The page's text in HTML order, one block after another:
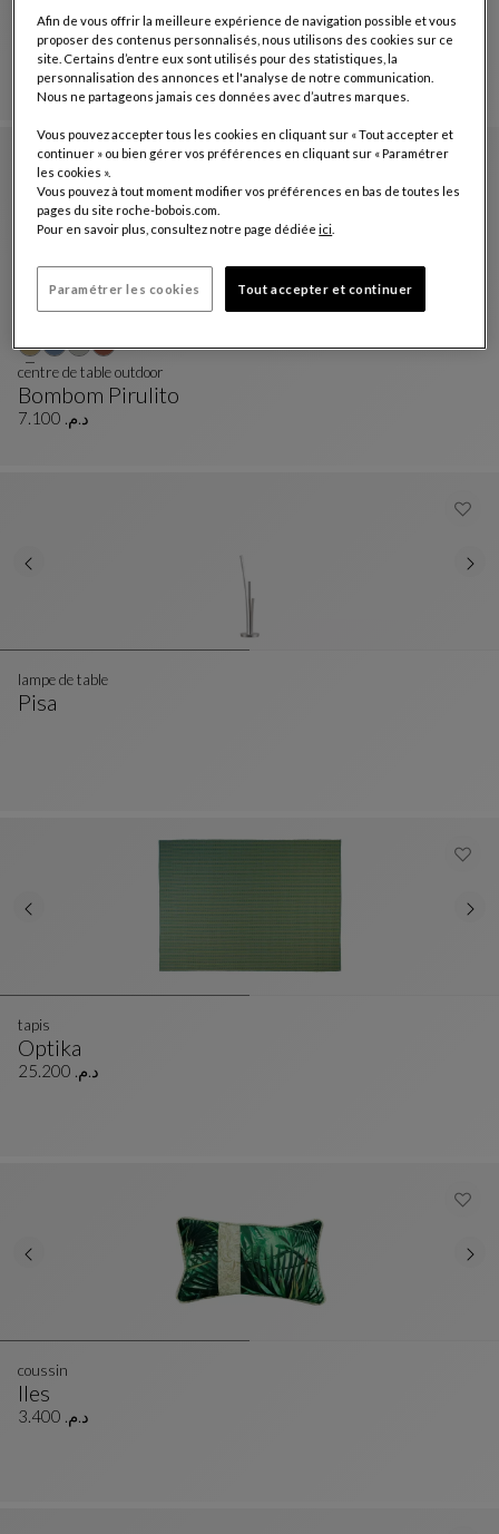
Bombom Pirulito
Totem
Voir La Description Complète
totem
د.م. 30.300
Bombom Pirulito
Centre De Table Outdoor
Voir La Description Complète
centre de table outdoor
د.م. 7.100
Pisa
lampe de table
Optika
Tapis
Voir La Description Complète
tapis
د.م. 25.200
Iles
Coussin
Voir La Description Complète
coussin
د.م. 3.400
Afin de vous offrir la meilleure expérience de navigation possible et vous
proposer des contenus personnalisés, nous utilisons des cookies sur ce
site. Certains d’entre eux sont utilisés pour des statistiques, la
personnalisation des annonces et l'analyse de notre communication.
Nous ne partageons jamais ces données avec d’autres marques.
Vous pouvez accepter tous les cookies en cliquant sur « Tout accepter et
continuer » ou bien gérer vos préférences en cliquant sur « Paramétrer
les cookies ».
Vous pouvez à tout moment modifier vos préférences en bas de toutes les
pages du site roche-bobois.com.
Pour en savoir plus, consultez notre page dédiéeici
Paramétrer les cookies Tout accepter et continuer